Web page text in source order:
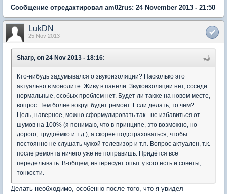
Сообщение отредактировал am02rus: 24 November 2013 - 21:50
LukDN
25 Nov 2013
Sharp, on 24 Nov 2013 - 18:16:
Кто-нибудь задумывался о звукоизоляции? Насколько это
актуально в монолите. Живу в панели. Звукоизоляции нет, соседи
нормальные, особых проблем нет. Будет ли также на новом месте,
вопрос. Тем более вокруг будет ремонт. Если делать, то чем?
Цель, наверное, можно сформулировать так - не избавиться от
шумов на 100% (я понимаю, что в-принципе, это возможно, но
дорого, трудоёмко и т.д.), а скорее подстраховаться, чтобы
постоянно не слушать чужой телевизор и т.п. Вопрос актуален, т.к.
после ремонта ничего уже не поправишь. Придётся всё
переделывать. В-общем, интересует опыт у кого есть и советы,
тонкости.
Делать необходимо, особенно после того, что я увидел